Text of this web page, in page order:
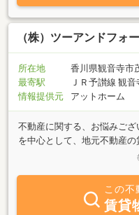
ル・ラバーズセレクショ
Francorchampsをご確認下
を応援します。２０２４年
新築賃貸１戸建Spa
２６年３月着工新築賃貸１
棟 ２０２６年７月竣工予定
（株）ツーアンドフォー
所在地
香川県観音寺市
最寄駅
ＪＲ予讃線 観
情報提供元
アットホーム
不動産に関する、お悩みご
を中心として、地元不動産
る会社です。空室でお困り
この不
賃貸